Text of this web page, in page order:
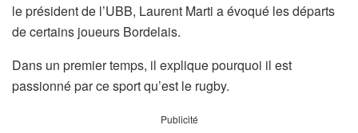
le président de l’UBB, Laurent Marti a évoqué les départs
de certains joueurs Bordelais.
Dans un premier temps, il explique pourquoi il est
passionné par ce sport qu’est le rugby.
Publicité